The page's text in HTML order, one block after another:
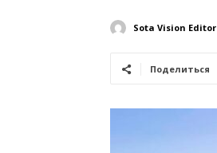
Sota Vision Editor
Поделиться